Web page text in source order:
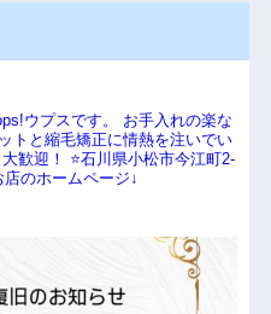
ウプスです。
お手入れの楽な
トと縮毛矯正に情熱を注いでい
歓迎！
⭐️石川県小松市今江町2-
店のホームページ↓